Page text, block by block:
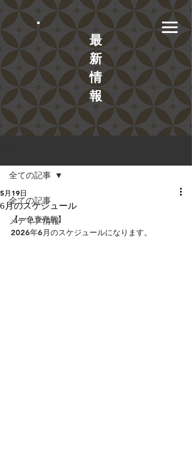
​最
新
情
報
全ての記事
メディア情報
全ての記事
6月のスケジュール
5月19日
【一色直売所】
2026年6月のスケジュールになります。